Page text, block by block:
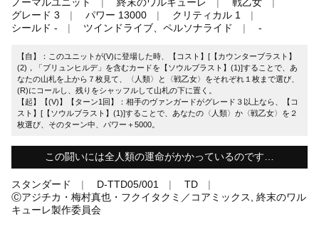
グレード 3
パワー 13000
クリティカル 1
シールド -
ツインドライブ、ペルソナライド -
【自】：このユニットが(V)に登場した時、【コスト】[【カウンターブラスト】
(2)，「ブリュンヒルデ」を含むカードを【ソウルブラスト】(1)]することで、あ
なたの山札を上から７枚見て、〈人類〉と〈戦乙女〉をそれぞれ１枚まで選び、
(R)にコールし、残りをシャッフルして山札の下に置く。
【起】【(V)】【ターン1回】：相手のヴァンガードがグレード３以上なら、【コ
スト】[【ソウルブラスト】(1)]することで、あなたの〈人類〉か〈戦乙女〉を２
枚選び、そのターン中、パワー＋5000。
この闘いには全人類の運命がかかっているのです…
スタンダード D-TTD05/001
TD
Ⓒアジチカ・梅村真也・フクイタクミ／コアミックス, 終末のワル
キューレ製作委員会